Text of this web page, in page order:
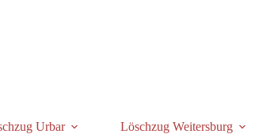
Urbar Löschzug Weitersburg